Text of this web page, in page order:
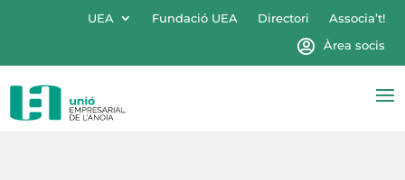
UEA Fundació UEA Directori
Associa’t!
Àrea socis